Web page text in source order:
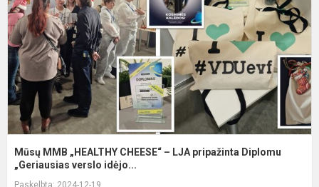
Mūsų MMB „HEALTHY CHEESE“ – LJA pripažinta Diplomu
„Geriausias verslo idėjo...